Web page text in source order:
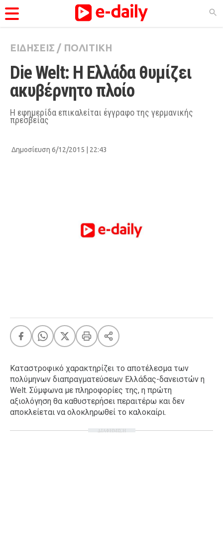
ΚΑΤΗΓΟΡΊΕΣ
Ειδήσεις
Θέματα
Videos
Podcasts
Viral
OMG LOL
Xmas
ΕΙΔΗΣΕΙΣ / ΠΟΛΙΤΙΚΗ
Die Welt: Η Ελλάδα θυμίζει
ακυβέρνητο πλοίο
Η εφημερίδα επικαλείται έγγραφο της γερμανικής
πρεσβείας
Δημοσίευση 6/12/2015 | 22:43
Καταστροφικό χαρακτηρίζει το αποτέλεσμα των
πολύμηνων διαπραγματεύσεων Ελλάδας-δανειστών η
Welt. Σύμφωνα με πληροφορίες της, η πρώτη
αξιολόγηση θα καθυστερήσει περαιτέρω και δεν
αποκλείεται να ολοκληρωθεί το καλοκαίρι.
ΔΙΑΦΗΜΙΣΗ